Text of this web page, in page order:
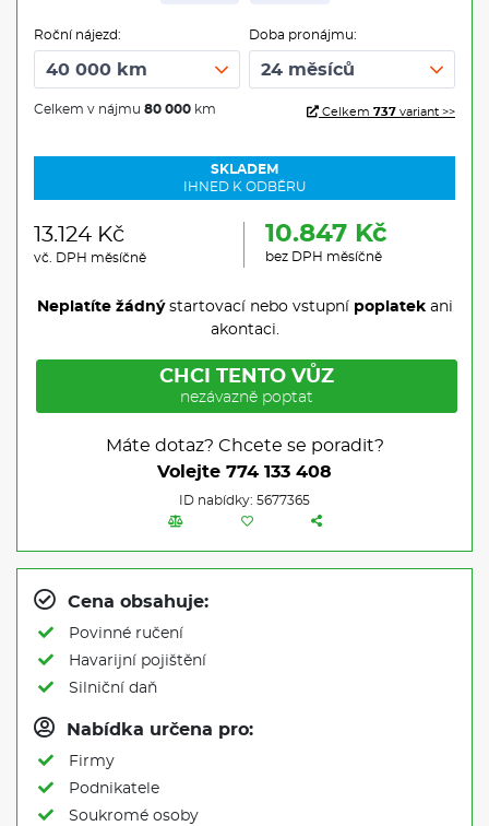
Roční nájezd:
Celkem v nájmu 80 000 km
Doba pronájmu:
Celkem 737 variant >>
SKLADEM
IHNED K ODBĚRU
13.124 Kč
vč. DPH měsíčně
10.847 Kč
bez DPH měsíčně
Neplatíte žádnýstartovací nebo vstupní poplatekani
akontaci.
CHCI TENTO VŮZ
nezávazně poptat
Máte dotaz? Chcete se poradit?
Volejte 774 133 408
ID nabídky: 5677365
Cena obsahuje:
Povinné ručení
Havarijní pojištění
Silniční daň
Nabídka určena pro:
Firmy
Podnikatele
Soukromé osoby